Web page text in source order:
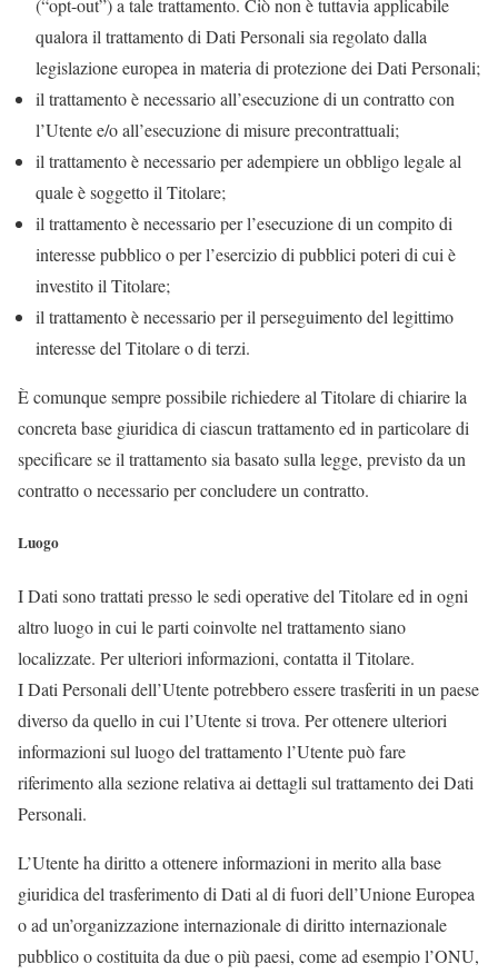
(“opt-out”) a tale trattamento. Ciò non è tuttavia applicabile
qualora il trattamento di Dati Personali sia regolato dalla
legislazione europea in materia di protezione dei Dati Personali;
il trattamento è necessario all’esecuzione di un contratto con
l’Utente e/o all’esecuzione di misure precontrattuali;
il trattamento è necessario per adempiere un obbligo legale al
quale è soggetto il Titolare;
il trattamento è necessario per l’esecuzione di un compito di
interesse pubblico o per l’esercizio di pubblici poteri di cui è
investito il Titolare;
il trattamento è necessario per il perseguimento del legittimo
interesse del Titolare o di terzi.
È comunque sempre possibile richiedere al Titolare di chiarire la
concreta base giuridica di ciascun trattamento ed in particolare di
specificare se il trattamento sia basato sulla legge, previsto da un
contratto o necessario per concludere un contratto.
Luogo
I Dati sono trattati presso le sedi operative del Titolare ed in ogni
altro luogo in cui le parti coinvolte nel trattamento siano
localizzate. Per ulteriori informazioni, contatta il Titolare.
I Dati Personali dell’Utente potrebbero essere trasferiti in un paese
diverso da quello in cui l’Utente si trova. Per ottenere ulteriori
informazioni sul luogo del trattamento l’Utente può fare
riferimento alla sezione relativa ai dettagli sul trattamento dei Dati
Personali.
L’Utente ha diritto a ottenere informazioni in merito alla base
giuridica del trasferimento di Dati al di fuori dell’Unione Europea
o ad un’organizzazione internazionale di diritto internazionale
pubblico o costituita da due o più paesi, come ad esempio l’ONU,